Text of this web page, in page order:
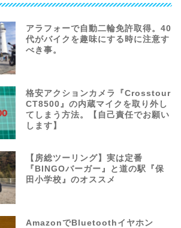
アラフォーで自動二輪免許取得。40
代がバイクを趣味にする時に注意す
べき事。
格安アクションカメラ『Crosstour
CT8500』の内蔵マイクを取り外し
てしまう方法。【自己責任でお願い
します】
【房総ツーリング】実は定番
『BINGOバーガー』と道の駅『保
田小学校』のオススメ
AmazonでBluetoothイヤホン